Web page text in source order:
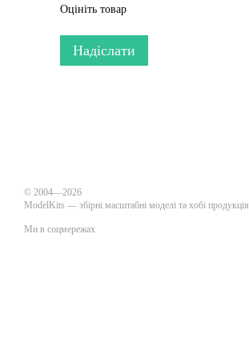
Оцініть товар
Надіслати
© 2004—2026
ModelKits — збірні масштабні моделі та хобі продукція
Ми в соцмережах